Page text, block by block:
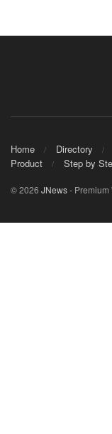
Home Directory
Product
Step by
© 2026 JNews- Premium